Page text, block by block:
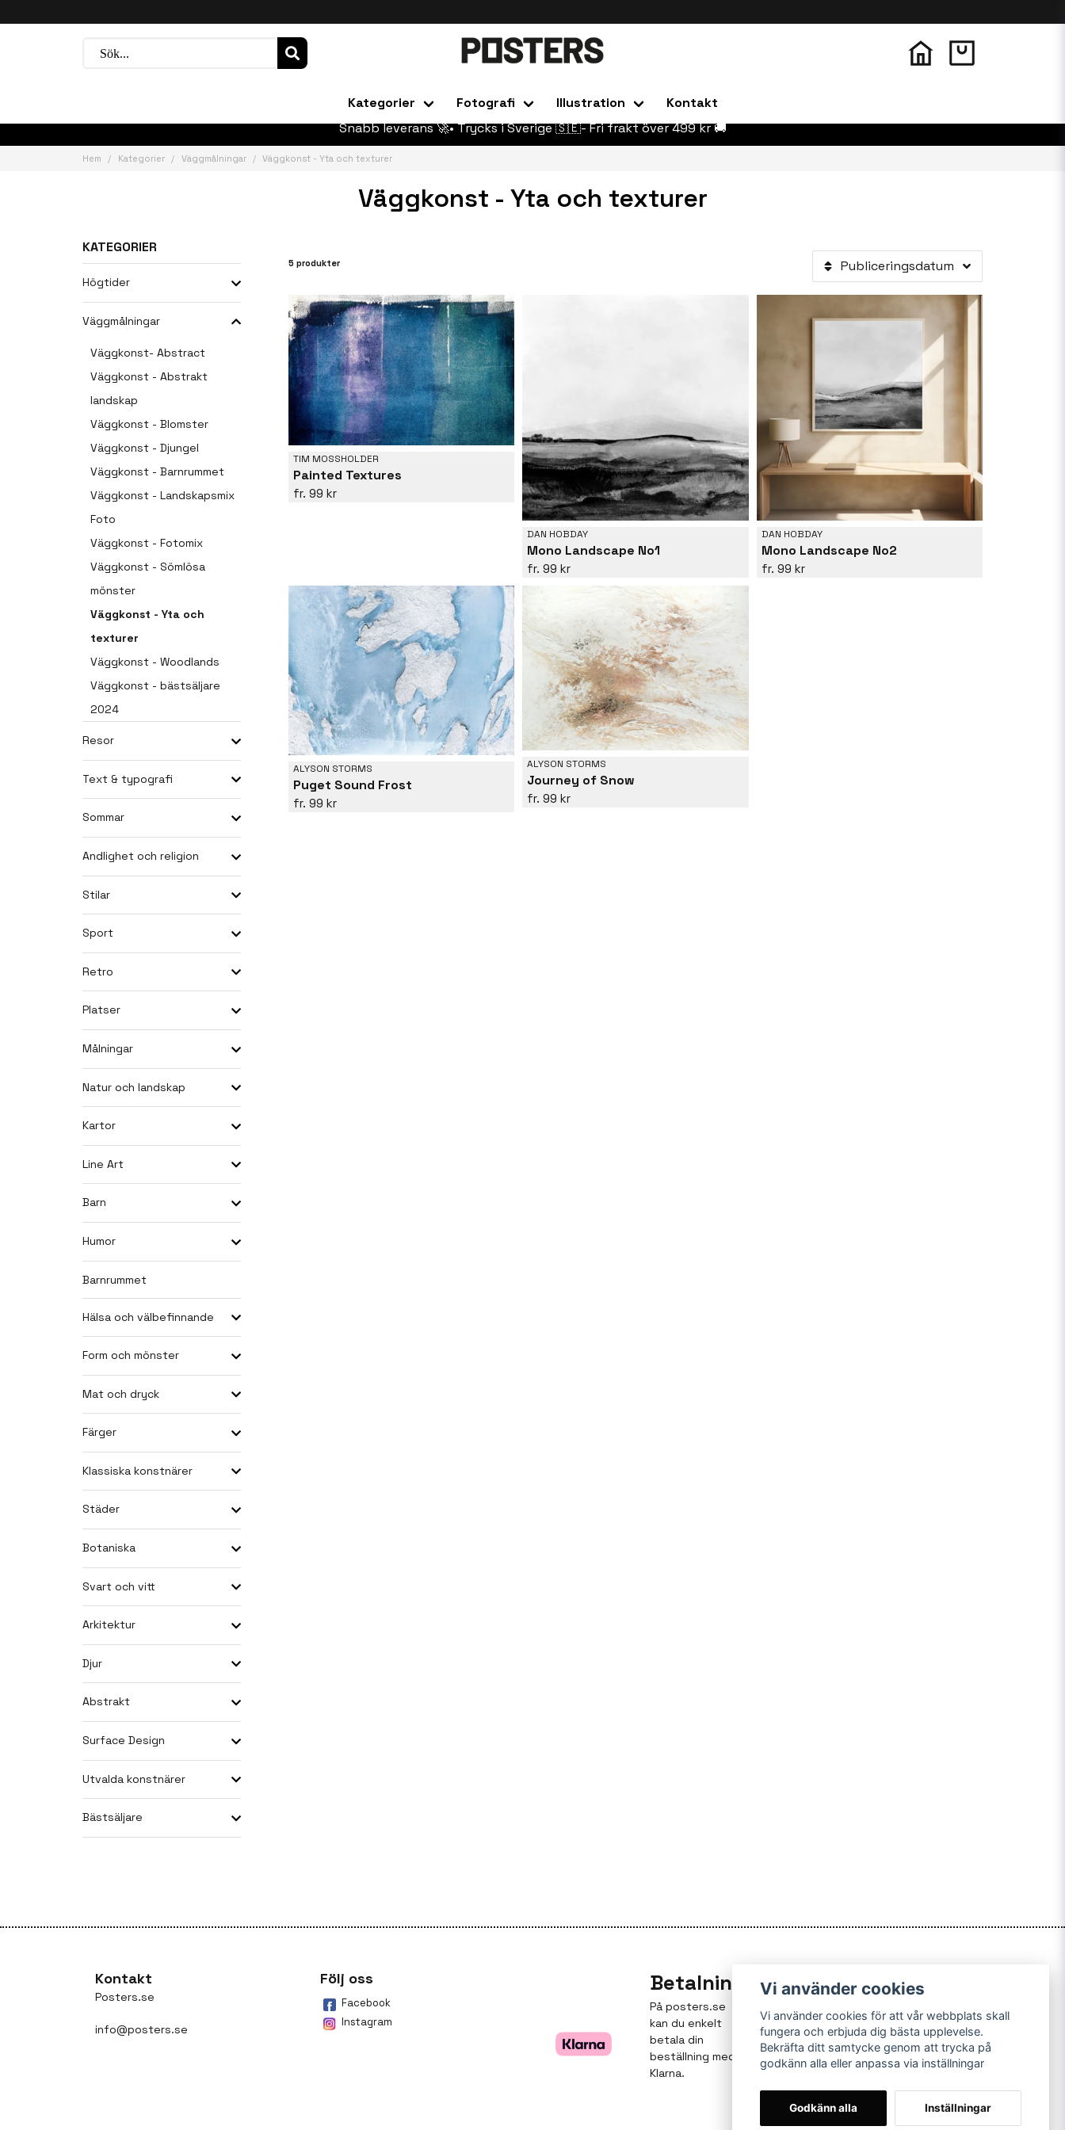
Kategorier Fotografi Illustration
Kontakt
Snabb leverans 🚀• Trycks i Sverige 🇸🇪- Fri frakt över 499 kr 🚚
Hem Kategorier Väggmålningar Väggkonst - Yta och texturer
Väggkonst - Yta och texturer
KATEGORIER
Högtider
Väggmålningar
Väggkonst- Abstract
Väggkonst - Abstrakt
landskap
Väggkonst - Blomster
Väggkonst - Djungel
Väggkonst - Barnrummet
Väggkonst - Landskapsmix
Foto
Väggkonst - Fotomix
Väggkonst - Sömlösa
mönster
Väggkonst - Yta och
texturer
Väggkonst - Woodlands
Väggkonst - bästsäljare
2024
Resor
Text & typografi
Sommar
Andlighet och religion
Stilar
Sport
Retro
Platser
Målningar
Natur och landskap
Kartor
Line Art
Barn
Humor
Barnrummet
Hälsa och välbefinnande
Form och mönster
Mat och dryck
Färger
Klassiska konstnärer
Städer
Botaniska
Svart och vitt
Arkitektur
Djur
Abstrakt
Surface Design
Utvalda konstnärer
Bästsäljare
5 produkter Publiceringsdatum
TIM MOSSHOLDER
Painted Textures
99 kr
DAN HOBDAY
Mono Landscape No1
99 kr
DAN HOBDAY
Mono Landscape No2
99 kr
ALYSON STORMS
Puget Sound Frost
99 kr
ALYSON STORMS
Journey of Snow
99 kr
Kontakt
Posters.se
info@posters.se
Följ oss
Facebook
Instagram
Betalning
På posters.se
kan du enkelt
betala din
beställning med
Klarna.
Vi använder cookies
Vi använder cookies för att vår webbplats skall
fungera och erbjuda dig bästa upplevelse.
Bekräfta ditt samtycke genom att trycka på
godkänn alla eller anpassa via inställningar
Godkänn alla Inställningar